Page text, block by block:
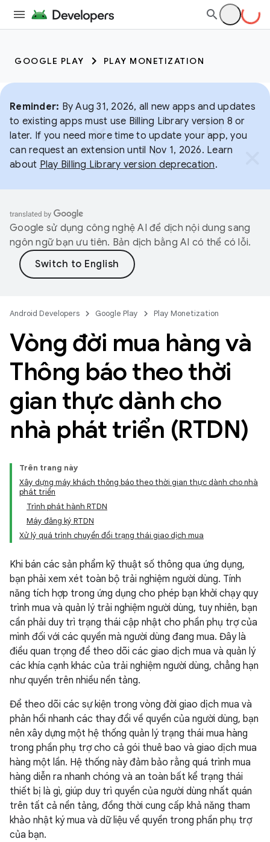
GOOGLE PLAY PLAY MONETIZATION
Reminder: By Aug 31, 2026, all new apps and updates
to existing apps must use Billing Library version 8 or
later. If you need more time to update your app, you
can request an extension until Nov 1, 2026. Learn
about Play Billing Library version deprecation.
Google sử dụng công nghệ AI để dịch nội dung sang
ngôn ngữ bạn ưu tiên. Bản dịch bằng AI có thể có lỗi.
Android Developers Google Play Play Monetization
Vòng đời mua hàng và
Thông báo theo thời
gian thực dành cho
nhà phát triển (RTDN)
Trên trang này
Xây dựng máy khách thông báo theo thời gian thực dành cho nhà
phát triển
Trình phát hành RTDN
Máy đăng ký RTDN
Xử lý quá trình chuyển đổi trạng thái giao dịch mua
Khi bán các sản phẩm kỹ thuật số thông qua ứng dụng,
bạn phải xem xét toàn bộ trải nghiệm người dùng. Tính
năng tích hợp trong ứng dụng cho phép bạn khởi chạy quy
trình mua và quản lý trải nghiệm người dùng, tuy nhiên, bạn
cần phải duy trì trạng thái cập nhật cho phần phụ trợ của
mình đối với các quyền mà người dùng đang mua. Đây là
điều quan trọng để theo dõi các giao dịch mua và quản lý
các khía cạnh khác của trải nghiệm người dùng, chẳng hạn
như quyền trên nhiều nền tảng.
Để theo dõi các sự kiện trong vòng đời giao dịch mua và
phản hồi nhanh các thay đổi về quyền của người dùng, bạn
nên xây dựng một hệ thống quản lý trạng thái mua hàng
trong phần phụ trợ cho cả gói thuê bao và giao dịch mua
hàng một lần. Hệ thống này đảm bảo rằng quá trình mua
hàng diễn ra nhanh chóng và an toàn bất kể trạng thái
thiết bị là gì, giúp duy trì quyền của người dùng nhất quán
trên tất cả nền tảng, đồng thời cung cấp khả năng tham
khảo nhật ký mua và dữ liệu về quyền trong phần phụ trợ
của bạn.